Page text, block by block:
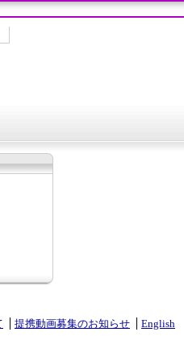
提携動画募集のお知らせ English